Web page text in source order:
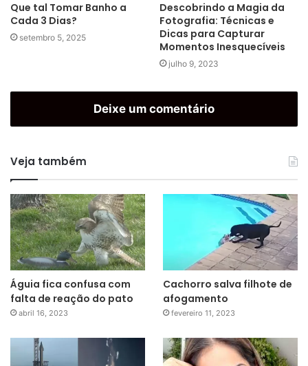
Que tal Tomar Banho a
Cada 3 Dias?
setembro 5, 2025
Descobrindo a Magia da
Fotografia: Técnicas e
Dicas para Capturar
Momentos Inesquecíveis
julho 9, 2023
Deixe um comentário
Veja também
Águia fica confusa com
falta de reação do pato
abril 16, 2023
Cachorro salva filhote de
afogamento
fevereiro 11, 2023